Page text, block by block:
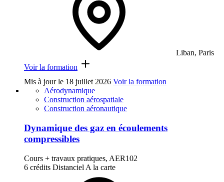
Liban, Paris
Voir la formation
Mis à jour le 18 juillet 2026 Voir la formation
Aérodynamique
Construction aérospatiale
Construction aéronautique
Dynamique des gaz en écoulements
compressibles
Cours + travaux pratiques, AER102
6 crédits Distanciel A la carte